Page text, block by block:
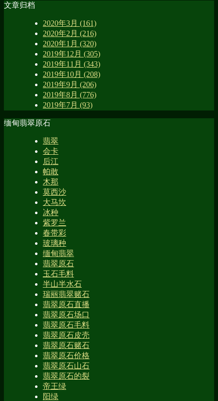
文章归档
2020年3月 (161)
2020年2月 (216)
2020年1月 (320)
2019年12月 (305)
2019年11月 (343)
2019年10月 (208)
2019年9月 (206)
2019年8月 (776)
2019年7月 (93)
缅甸翡翠原石
翡翠
会卡
后江
帕敢
木那
莫西沙
大马坎
冰种
紫罗兰
春带彩
玻璃种
缅甸翡翠
翡翠原石
玉石毛料
半山半水石
瑞丽翡翠赌石
翡翠原石直播
翡翠原石场口
翡翠原石毛料
翡翠原石皮壳
翡翠原石赌石
翡翠原石价格
翡翠原石山石
翡翠原石的裂
帝王绿
阳绿